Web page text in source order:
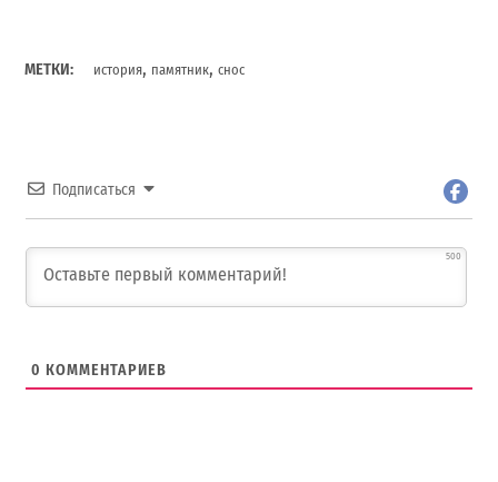
МЕТКИ: история, памятник,снос
Подписаться
500
0 КОММЕНТАРИЕВ